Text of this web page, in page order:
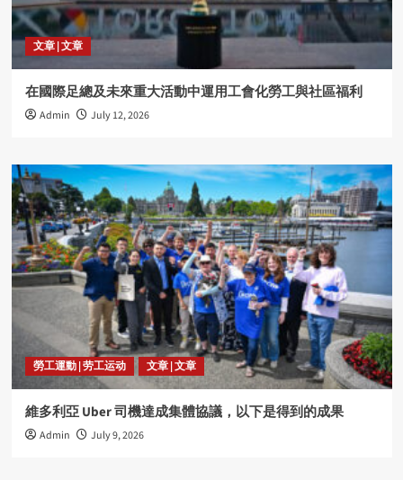
文章 | 文章
在國際足總及未來重大活動中運用工會化勞工與社區福利
Admin July 12, 2026
勞工運動 | 劳工运动 文章 | 文章
維多利亞 Uber 司機達成集體協議，以下是得到的成果
Admin July 9, 2026